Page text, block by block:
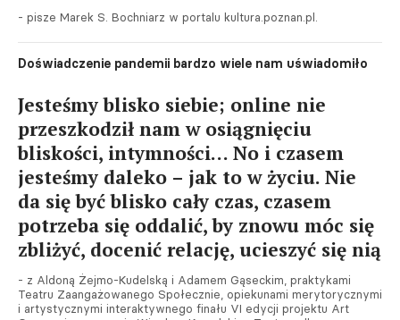
- pisze Marek S. Bochniarz w portalu kultura.poznan.pl.
Doświadczenie pandemii bardzo wiele nam uświadomiło
Jesteśmy blisko siebie; online nie
przeszkodził nam w osiągnięciu
bliskości, intymności… No i czasem
jesteśmy daleko – jak to w życiu. Nie
da się być blisko cały czas, czasem
potrzeba się oddalić, by znowu móc się
zbliżyć, docenić relację, ucieszyć się nią
- z Aldoną Żejmo-Kudelską i Adamem Gąseckim, praktykami
Teatru Zaangażowanego Społecznie, opiekunami merytorycznymi
i artystycznymi interaktywnego finału VI edycji projektu Art